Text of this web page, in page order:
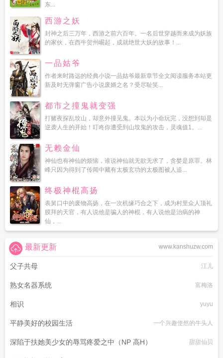
东...
西游之妖
封神之后三万年，西游之前六百年。一名后世穿越而来成为妖族
的家伙，在西牛贺州崛起，成就绝世大妖的故事！...
一品姑爷
作者来时路远的经典小说一品姑爷最新章节全文阅读服务本站更
新及时无弹窗广告小说废婿之名？受尽耻笑...
都市之撞鬼就变强
打赌夜探乱坟山，却意外撞见鬼。本以为小命玩完，没想到却是
逆袭人生的开始！叮咚你遭受到山坟鬼的攻击，灵魂值1。...
无赖金仙
神仙也有神仙的烦恼，谁说神仙就无欲无求了，贪婪是原罪。林
峰只因为得到了传闻中藏有太极玄功的太极图被人追...
终极神棍高扬
表舅口中的废物高扬，在一次机缘巧合之下，成为村里众人顶礼
膜拜的天官，有人说他是骗人的神棍，有人说他是治病的神
仙，...
www.kanshuzw.com
最新更新
父子共母 江儿
熟女名器系统 富梅洛
相识 yuyu
平静美好的校园生活 一个兴趣使然的牛头人
深陷于扶她美少女的辱骂疼爱之中（NP 高H） 甜甜仙贝